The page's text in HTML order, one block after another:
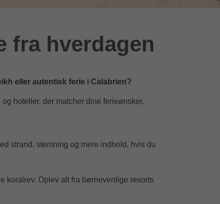
fra hverdagen
eller autentisk ferie i Calabrien?
hoteller, der matcher dine ferieønsker,
strand, stemning og mere indhold, hvis du
koralrev. Oplev alt fra børnevenlige resorts